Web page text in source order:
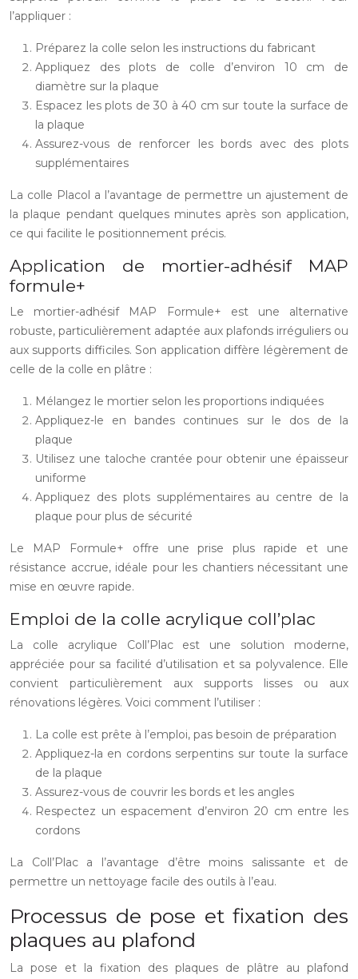
l’appliquer :
Préparez la colle selon les instructions du fabricant
Appliquez des plots de colle d’environ 10 cm de
diamètre sur la plaque
Espacez les plots de 30 à 40 cm sur toute la surface de
la plaque
Assurez-vous de renforcer les bords avec des plots
supplémentaires
La colle Placol a l’avantage de permettre un ajustement de
la plaque pendant quelques minutes après son application,
ce qui facilite le positionnement précis.
Application de mortier-adhésif MAP
formule+
Le mortier-adhésif MAP Formule+ est une alternative
robuste, particulièrement adaptée aux plafonds irréguliers ou
aux supports difficiles. Son application diffère légèrement de
celle de la colle en plâtre :
Mélangez le mortier selon les proportions indiquées
Appliquez-le en bandes continues sur le dos de la
plaque
Utilisez une taloche crantée pour obtenir une épaisseur
uniforme
Appliquez des plots supplémentaires au centre de la
plaque pour plus de sécurité
Le MAP Formule+ offre une prise plus rapide et une
résistance accrue, idéale pour les chantiers nécessitant une
mise en œuvre rapide.
Emploi de la colle acrylique coll’plac
La colle acrylique Coll’Plac est une solution moderne,
appréciée pour sa facilité d’utilisation et sa polyvalence. Elle
convient particulièrement aux supports lisses ou aux
rénovations légères. Voici comment l’utiliser :
La colle est prête à l’emploi, pas besoin de préparation
Appliquez-la en cordons serpentins sur toute la surface
de la plaque
Assurez-vous de couvrir les bords et les angles
Respectez un espacement d’environ 20 cm entre les
cordons
La Coll’Plac a l’avantage d’être moins salissante et de
permettre un nettoyage facile des outils à l’eau.
Processus de pose et fixation des
plaques au plafond
La pose et la fixation des plaques de plâtre au plafond